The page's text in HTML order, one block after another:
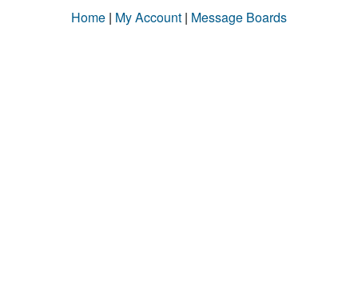
Home | My Account | Message Boards